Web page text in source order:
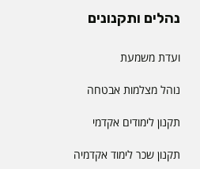
נהלים ותקנונים
ועדת משמעת
נוהל מצלמות אבטחה
תקנון לימודים אקדמי
תקנון שכר לימוד אקדמיה